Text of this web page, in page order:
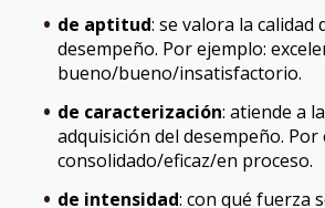
de aptitud: se valora la calidad
desempeño. Por ejemplo:
bueno/bueno/insatisfactorio.
de caracterización: atiende a
adquisición del desempeño. Por
consolidado/eficaz/en proceso.
de intensidad: con qué fuerza